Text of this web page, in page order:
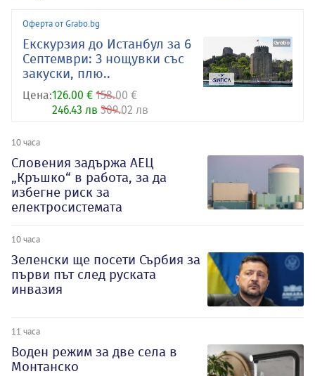
Оферта от Grabo.bg
Екскурзия до Истанбул за 6
Септември: 3 нощувки със
закуски, плю..
Цена:126.00 € 158.00 €
246.43 лв 309.02 лв
10 часа
Словения задържа АЕЦ
„Кръшко“ в работа, за да
избегне риск за
електросистемата
10 часа
Зеленски ще посети Сърбия за
първи път след руската
инвазия
11 часа
Воден режим за две села в
Монтанско